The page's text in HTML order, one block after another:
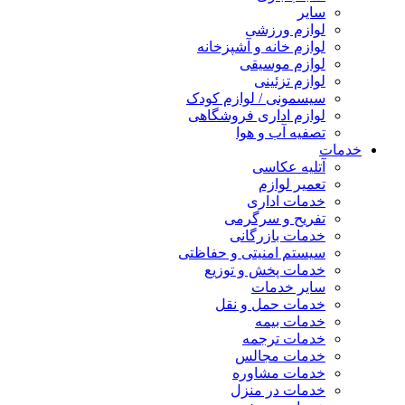
لوازم ورزشی
لوازم خانه و آشپزخانه
لوازم موسیقی
لوازم تزئینی
سیسمونی / لوازم کودک
لوازم اداری فروشگاهی
تصفیه آب و هوا
آتلیه عکاسی
تعمیر لوازم
خدمات اداری
تفریح و سرگرمی
خدمات بازرگانی
سیستم امنیتی و حفاظتی
خدمات پخش و توزیع
سایر خدمات
خدمات حمل و نقل
خدمات بیمه
خدمات ترجمه
خدمات مجالس
خدمات مشاوره
خدمات در منزل